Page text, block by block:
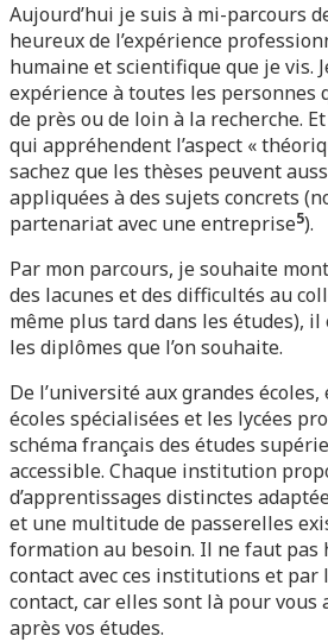
Aujourd’hui je suis à mi-parcours
heureux de l’expérience
humaine et scientifique que je vis.
expérience à toutes les personnes
de près ou de loin à la recherche.
qui appréhendent l’aspect «
sachez que les thèses peuvent
appliquées à des sujets concrets
partenariat avec une entreprise5).
Par mon parcours, je souhaite
des lacunes et des difficultés au
même plus tard dans les études),
les diplômes que l’on souhaite.
De l’université aux grandes
écoles spécialisées et les lycées
schéma français des études
accessible. Chaque institution
d’apprentissages distinctes
et une multitude de passerelles
formation au besoin. Il ne faut pas
contact avec ces institutions et par
contact, car elles sont là pour vous
après vos études.